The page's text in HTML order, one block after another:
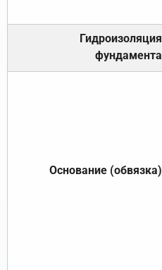
Гидроизоляция
фундамента
Основание (обвязка)